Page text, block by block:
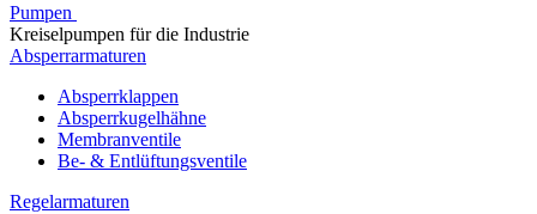
Pumpen
Kreiselpumpen für die Industrie
Absperrarmaturen
Absperrklappen
Absperrkugelhähne
Membranventile
Be- & Entlüftungsventile
Regelarmaturen